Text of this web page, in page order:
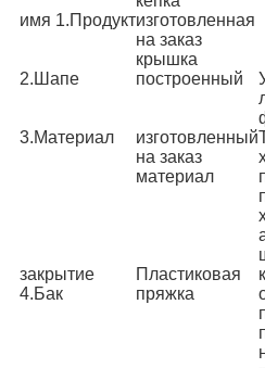
имя 1.Продуктизготовленная
на заказ
крышка
2.Шапе
построенный
3.Материал
изготовленный
на заказ
материал
закрытие
4.Бак
Пластиковая
пряжка